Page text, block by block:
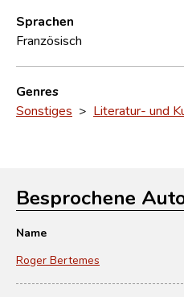
Sprachen
Französisch
Genres
Sonstiges > Literatur- und
Besprochene
Name
Roger Bertemes